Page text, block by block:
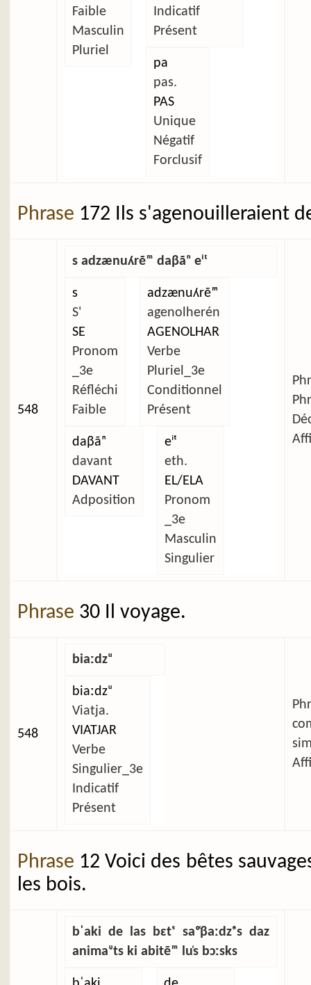
Faible
Masculin
Pluriel
Indicatif
Présent
pa
pas.
PAS
Unique
Négatif
Forclusif
Phrase 172 Ils s'agenouilleraient
548
s adzænuʎrẽᵐ daβãⁿ eⁱᵗ
s
S'
SE
Pronom
_3e
Réfléchi
Faible
adzænuʎrẽᵐ
agenolherén
AGENOLHAR
Verbe
Pluriel_3e
Conditionnel
Présent
daβãⁿ
davant
DAVANT
Adposition
eⁱᵗ
eth.
EL/ELA
Pronom
_3e
Masculin
Singulier
Phrase 30 Il voyage.
548
biaːdzᵘ
biaːdzᵘ
Viatja.
VIATJAR
Verbe
Singulier_3e
Indicatif
Présent
Phrase 12 Voici des bêtes
les bois.
bˈaki de las bɛtˢ saᵒ̜βaːdzᵊs daz
animaᶸts ki abitẽᵐ lu̜s bɔːsks